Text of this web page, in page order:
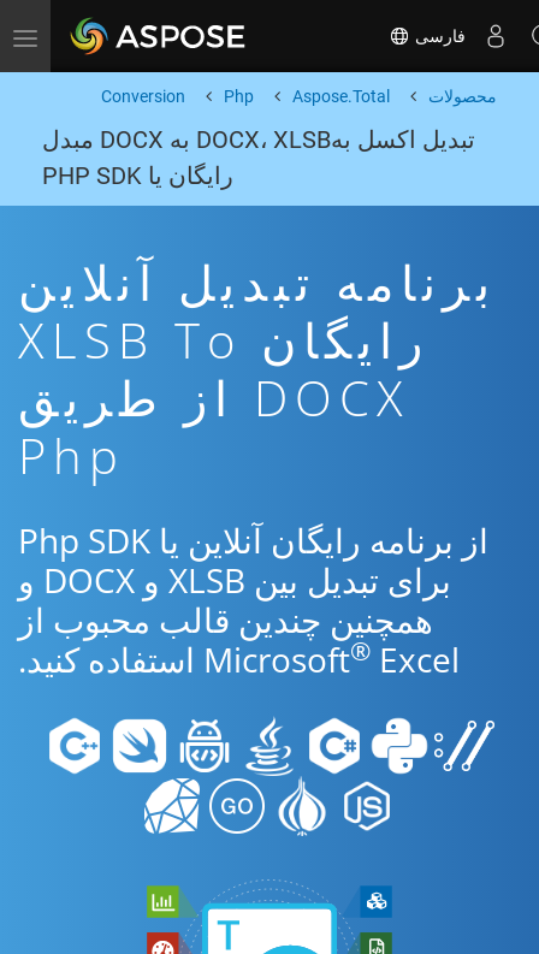
Toggle navigation فارسی
محصولات Aspose.Total
Php
Conversion
تبدیل اکسل بهDOCX، XLSB به DOCX مبدل
رایگان یا PHP SDK
برنامه تبدیل آنلاین
رایگان XLSB To
DOCX از طریق
Php
از برنامه رایگان آنلاین یا Php SDK
برای تبدیل بین XLSB و DOCX و
همچنین چندین قالب محبوب از
Microsoft® Excel استفاده کنید.